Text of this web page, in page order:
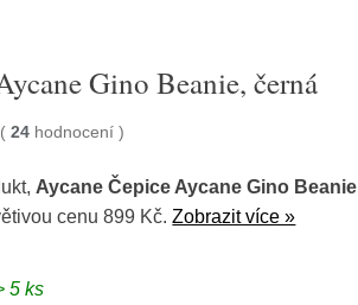
Gino Beanie, černá
( 24 hodnocení)
Aycane Čepice Aycane Gino
cenu 899 Kč.Zobrazit více »
5 ks